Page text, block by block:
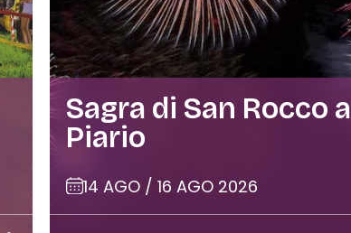
Sagra di San Rocco a
Piario
14 AGO / 16 AGO 2026